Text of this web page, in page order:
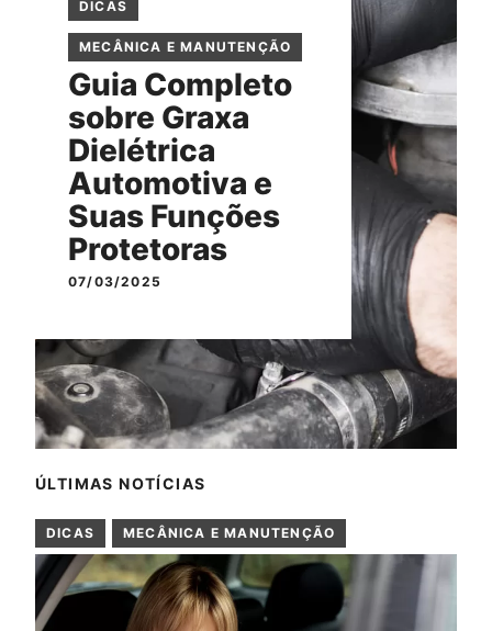
DICAS
MECÂNICA E MANUTENÇÃO
Guia Completo
sobre Graxa
Dielétrica
Automotiva e
Suas Funções
Protetoras
07/03/2025
ÚLTIMAS NOTÍCIAS
DICAS MECÂNICA E MANUTENÇÃO